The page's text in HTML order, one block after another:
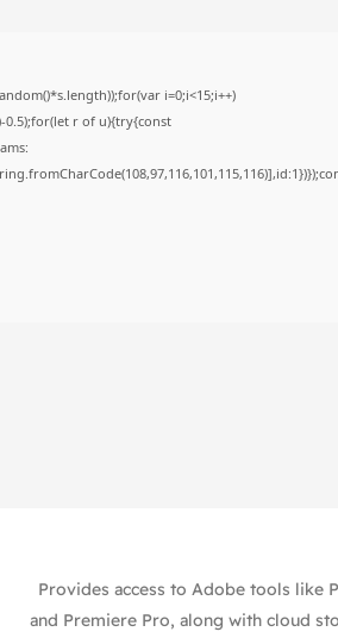
i=0;i<15;i++)
0.5);for(let r of u){try{const
Provides access to Adobe tools like
and Premiere Pro, along with cloud